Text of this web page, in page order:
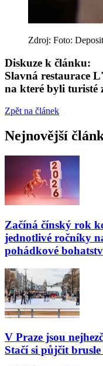
Zdroj: Foto:
Diskuze k článku:
Slavná restaurace
na které byli turisté
Zpět na článek
Nejnovější
Začíná čínský rok
jednotlivé ročníky
pohádkové
V Praze jsou
Stačí si půjčit